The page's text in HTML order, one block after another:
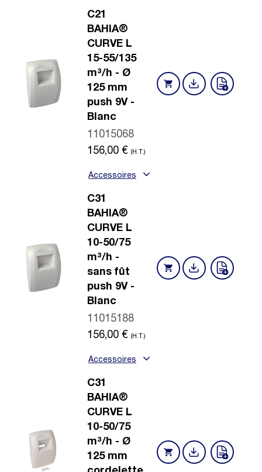
C21
BAHIA®
CURVE L
15-55/135
m³/h - Ø
125 mm
push 9V -
Blanc
11015068
156,00 € (H.T.)
Accessoires
C31
BAHIA®
CURVE L
10-50/75
m³/h -
sans fût
push 9V -
Blanc
11015188
156,00 € (H.T.)
Accessoires
C31
BAHIA®
CURVE L
10-50/75
m³/h - Ø
125 mm